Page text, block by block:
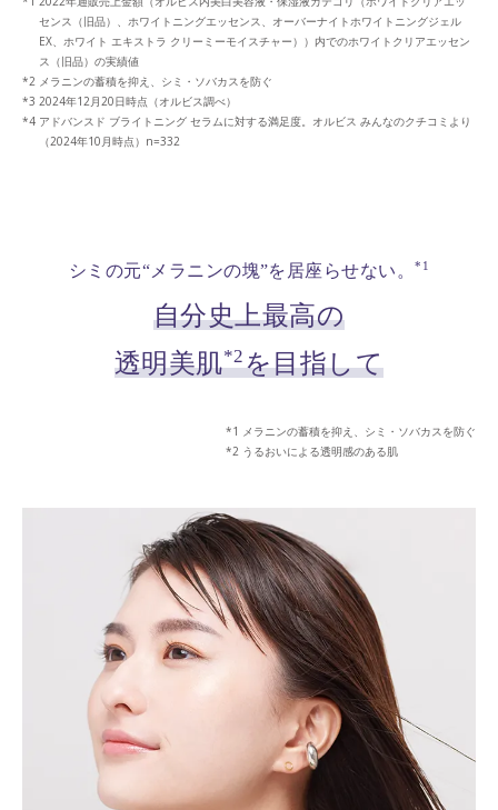
センス（旧品）、ホワイトニングエッセンス、オーバーナイトホワイトニングジェル
EX、ホワイト エキストラ クリーミーモイスチャー））内でのホワイトクリアエッセン
ス（旧品）の実績値
メラニンの蓄積を抑え、シミ・ソバカスを防ぐ
2024年12月20日時点（オルビス調べ）
アドバンスド ブライトニング セラムに対する満足度。オルビス みんなのクチコミより
（2024年10月時点）n=332
シミの元“メラニンの塊”を居座らせない。*1
自分史上最高の
透明美肌*2を目指して
メラニンの蓄積を抑え、シミ・ソバカスを防ぐ
うるおいによる透明感のある肌